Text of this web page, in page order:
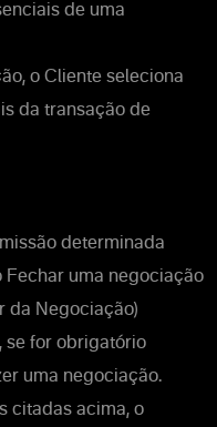
de uma
o Cliente seleciona
da transação de
determinada
Fechar uma negociação
da Negociação)
se for obrigatório
uma negociação.
citadas acima, o